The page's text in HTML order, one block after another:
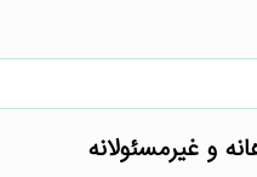
و غیرمسئولانه